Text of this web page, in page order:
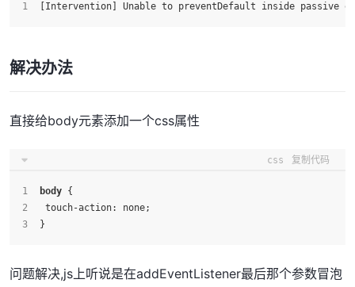
[Intervention] Unable to preventDefault inside passive
解决办法
直接给body元素添加一个css属性
css 复制代码
body {
touch-action: none;
}
问题解决,js上听说是在addEventListener最后那个参数冒泡